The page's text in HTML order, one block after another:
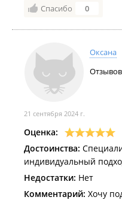
возвращаться в эту
очень позитивным. Я
получить желаемый
рекомендовать эту
знакомым !!!
Спасибо 0
Оксана
Отзывов
21 сентября 2024 г.
Оценка:
Достоинства:
индивидуальный
Недостатки: Нет
Комментарий: Хочу